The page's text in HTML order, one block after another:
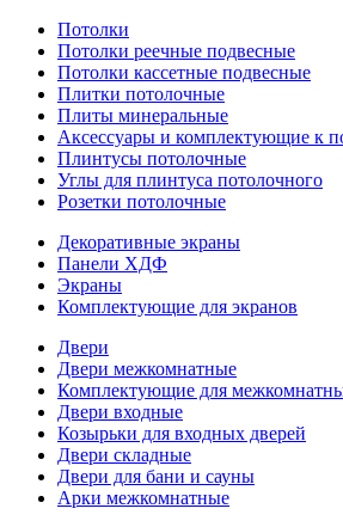
Потолки
Потолки реечные подвесные
Потолки кассетные подвесные
Плитки потолочные
Плиты минеральные
Аксессуары и комплектующие к
Плинтусы потолочные
Углы для плинтуса потолочного
Розетки потолочные
Декоративные экраны
Панели ХДФ
Экраны
Комплектующие для экранов
Двери
Двери межкомнатные
Комплектующие для
Двери входные
Козырьки для входных дверей
Двери складные
Двери для бани и сауны
Арки межкомнатные